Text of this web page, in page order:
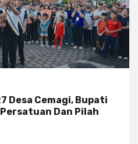
Desa Cemagi, Bupati
Dan Pilah